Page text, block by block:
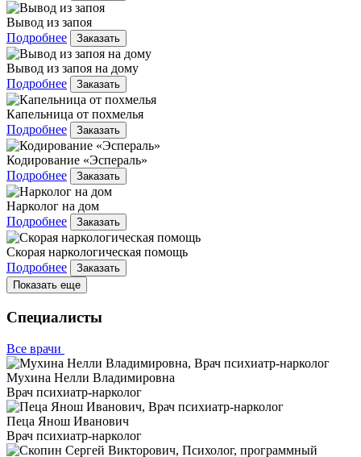
Вывод из запоя
Подробнее
Заказать
Вывод из запоя на дому
Подробнее
Заказать
Капельница от похмелья
Подробнее
Заказать
Кодирование «Эспераль»
Подробнее
Заказать
Нарколог на дом
Подробнее
Заказать
Скорая наркологическая помощь
Подробнее
Заказать
Показать еще
Специалисты
Все врачи
Мухина Нелли Владимировна
Врач психиатр-нарколог
Пеца Янош Иванович
Врач психиатр-нарколог